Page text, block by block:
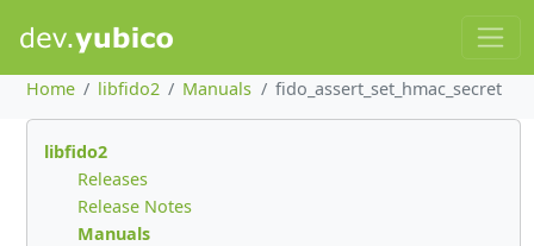
Home libfido2 Manuals fido_assert_set_hmac_secret
libfido2
Releases
Release Notes
Manuals